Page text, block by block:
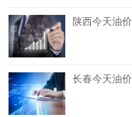
陕西今天油
长春今天油